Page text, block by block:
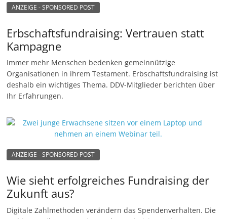
ANZEIGE - SPONSORED POST
Erbschaftsfundraising: Vertrauen statt
Kampagne
Immer mehr Menschen bedenken gemeinnützige
Organisationen in ihrem Testament. Erbschaftsfundraising ist
deshalb ein wichtiges Thema. DDV-Mitglieder berichten über
Ihr Erfahrungen.
ANZEIGE - SPONSORED POST
Wie sieht erfolgreiches Fundraising der
Zukunft aus?
Digitale Zahlmethoden verändern das Spendenverhalten. Die